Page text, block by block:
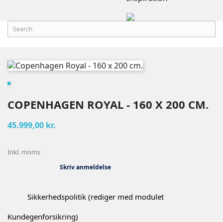
COPENHAGEN ROYAL - 160 X 200 CM.
45.999,00 kr.
Inkl. moms
Skriv anmeldelse
Sikkerhedspolitik (rediger med modulet
Kundegenforsikring)